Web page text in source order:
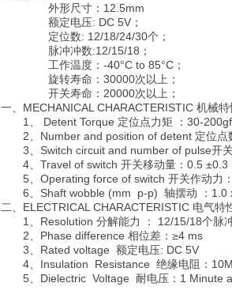
外形尺寸：12.5mm
额定电压: DC 5V；
定位数: 12/18/24/30个；
脉冲冲数:12/15/18；
工作温度：-40°C to 85°C；
旋转寿命：30000次以上；
开关寿命：20000次以上；
一、MECHANICAL CHARACTERISTIC 机械特
1、 Detent Torque 定位点力矩 ：30-
2、Number and position of detent 定位点
3、Switch circuit and number of pulse开关
4、Travel of switch 开关移动量：0.5 ±0.3
5、Operating force of switch 开关作动力
6、Shaft wobble (mm p-p) 轴摆动 ：1.0 x
二、ELECTRICAL CHARACTERISTIC 电气特
1、Resolution 分解能力 ： 12/15/18个脉
2、Phase difference 相位差：≥4 ms
3、Rated voltage 额定电压: DC 5V
4、Insulation Resistance 绝缘电阻：
5、Dielectric Voltage 耐电压：1 Minute